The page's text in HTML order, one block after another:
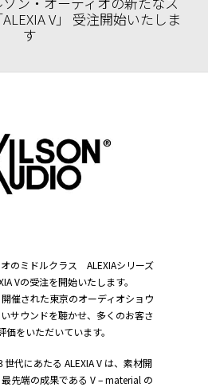
V」 受注開始いたしま
す
のミドルクラス ALEXIAシリーズ
Vの受注を開始いたします。
催された東京のオーディオショウ
サウンドを聴かせ、多くのお客さ
価をいただいています。
世代にあたる ALEXIA V は、素材開
先端の成果である V – material の